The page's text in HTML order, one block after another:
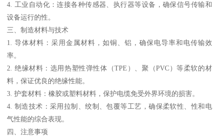
4. 工业自动化：连接各种传感器、执行器等设备，确保信号传输和
设备运行的性。
三、制造材料与技术
1. 导体材料：采用金属材料，如铜、铝，确保电导率和电传输效
率。
2. 绝缘材料：选用热塑性弹性体（TPE）、聚（PVC）等柔软的材
料，保证优良的绝缘性能。
3. 护套材料：橡胶或塑料材料，保护电缆免受外界环境的损害。
4. 制造技术：采用拉制、绞制、包覆等工艺，确保柔软性、性和电
气性能的综合表现。
四、注意事项